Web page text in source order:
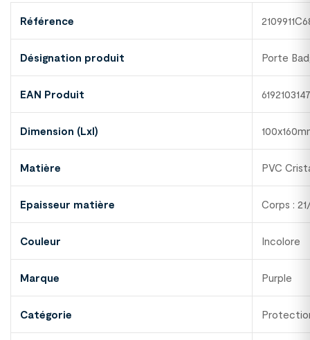
Référence
Désignation produit Porte
EAN Produit
Dimension (Lxl)
Matière PVC
Epaisseur matière Corps :
Couleur Incolore
Marque Purple
Catégorie